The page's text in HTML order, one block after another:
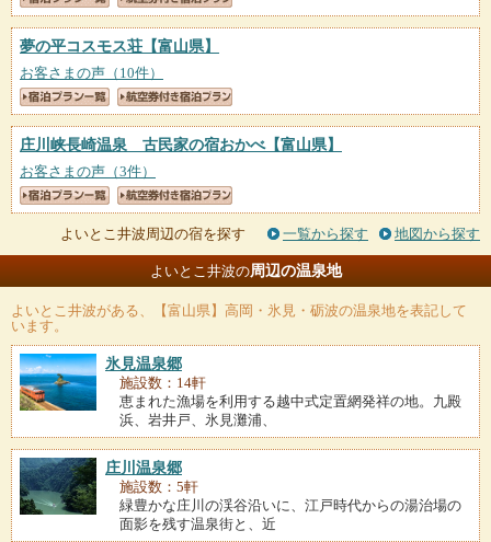
夢の平コスモス荘 【富山県】
お客さまの声（10件）
庄川峡長崎温泉 古民家の宿おかべ【富山県】
お客さまの声（3件）
よいとこ井波周辺の宿を探す 一覧から探す 地図から探す
よいとこ井波の周辺の温泉地
よいとこ井波がある、【富山県】高岡・氷見・砺波の温泉地を表記して
います。
氷見温泉郷
施設数：14軒
恵まれた漁場を利用する越中式定置網発祥の地。九殿
浜、岩井戸、氷見灘浦、
庄川温泉郷
施設数：5軒
緑豊かな庄川の渓谷沿いに、江戸時代からの湯治場の
面影を残す温泉街と、近